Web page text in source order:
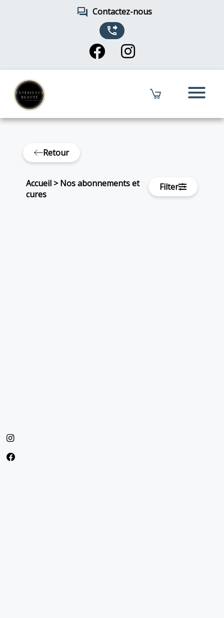
forum Contactez-nous
phone_forwarded
menu
Retour
Accueil >Nos abonnements et
cures
Filter